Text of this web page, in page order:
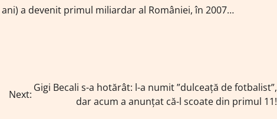
a devenit primul miliardar al României, în 2007…
Next:
Gigi Becali s-a hotărât: l-a numit ”dulceață de fotbalist”,
dar acum a anunțat că-l scoate din primul 11!